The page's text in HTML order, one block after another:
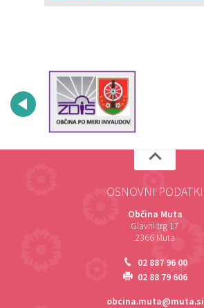
OSNOVNI PODATKI
Občina Muta
Glavni trg 17
2366 Muta
02 887 96 00
02 88 79 606
obcina.muta@muta.si